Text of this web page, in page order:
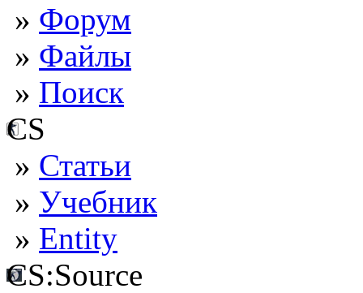
» Форум
» Файлы
» Поиск
CS
» Статьи
» Учебник
» Entity
CS:Source